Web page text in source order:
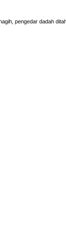
pengedar dadah